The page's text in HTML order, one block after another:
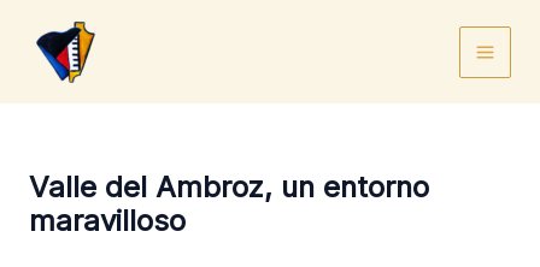
contenido
Valle del Ambroz, un entorno
maravilloso